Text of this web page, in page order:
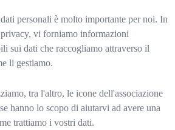
personali è molto importante per noi. In
vi forniamo informazioni
sui dati che raccogliamo attraverso il
li gestiamo.
tra l'altro, le icone dell'associazione
hanno lo scopo di aiutarvi ad avere una
trattiamo i vostri dati.